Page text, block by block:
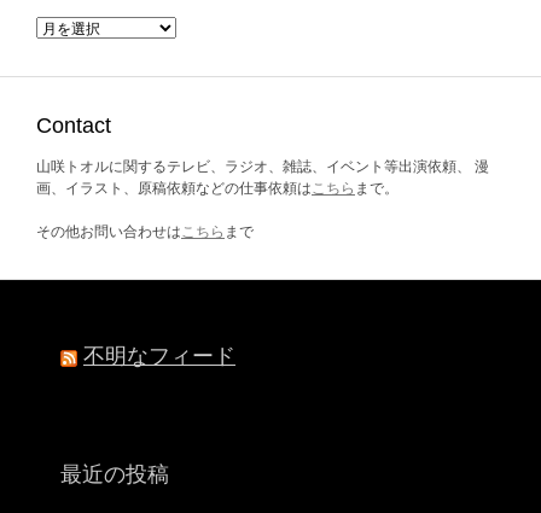
ア
ブ
Contact
山咲トオルに関するテレビ、ラジオ、雑誌、イベント等出演依頼、 漫
画、イラスト、原稿依頼などの仕事依頼はこちら まで。
その他お問い合わせはこちら まで
不明なフィード
最近の投稿